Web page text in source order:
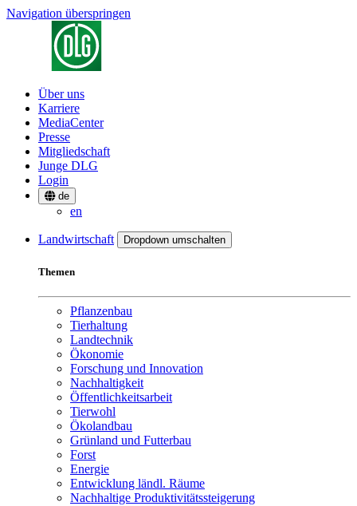
Navigation überspringen
Über uns
Karriere
MediaCenter
Presse
Mitgliedschaft
Junge DLG
Login
de
en
Landwirtschaft Dropdown umschalten
Themen
Pflanzenbau
Tierhaltung
Landtechnik
Ökonomie
Forschung und Innovation
Nachhaltigkeit
Öffentlichkeitsarbeit
Tierwohl
Ökolandbau
Grünland und Futterbau
Forst
Energie
Entwicklung ländl. Räume
Nachhaltige Produktivitätssteigerung